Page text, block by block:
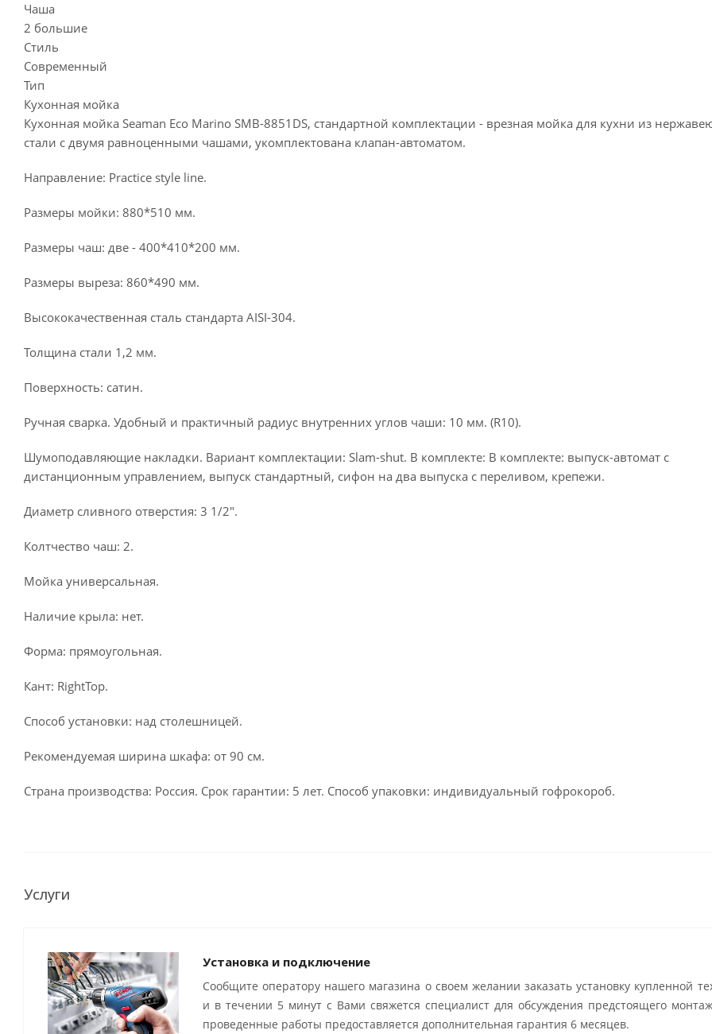
Чаша
2 большие
Стиль
Современный
Тип
Кухонная мойка
Кухонная мойка Seaman Eco Marino SMB-8851DS, стандартной комплектации - врезная мойка для кухни из
стали с двумя равноценными чашами, укомплектована клапан-автоматом.
Направление: Practice style line.
Размеры мойки: 880*510 мм.
Размеры чаш: две - 400*410*200 мм.
Размеры выреза: 860*490 мм.
Высококачественная сталь стандарта AISI-304.
Толщина стали 1,2 мм.
Поверхность: сатин.
Ручная сварка. Удобный и практичный радиус внутренних углов чаши: 10 мм. (R10).
Шумоподавляющие накладки. Вариант комплектации: Slam-shut. В комплекте: В комплекте: выпуск-автомат с
дистанционным управлением, выпуск стандартный, сифон на два выпуска с переливом, крепежи.
Диаметр сливного отверстия: 3 1/2".
Колтчество чаш: 2.
Мойка универсальная.
Наличие крыла: нет.
Форма: прямоугольная.
Кант: RightTop.
Способ установки: над столешницей.
Рекомендуемая ширина шкафа: от 90 см.
Страна производства: Россия. Срок гарантии: 5 лет. Способ упаковки: индивидуальный гофрокороб.
Услуги
Установка и подключение
Сообщите оператору нашего магазина о своем желании заказать установку купленной
и в течении 5 минут с Вами свяжется специалист для обсуждения предстоящего
проведенные работы предоставляется дополнительная гарантия 6 месяцев.